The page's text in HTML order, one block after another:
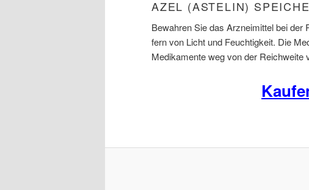
AZEL (ASTELIN)
Bewahren Sie das Arzneimittel bei der
fern von Licht und Feuchtigkeit. Die
Medikamente weg von der Reichweite